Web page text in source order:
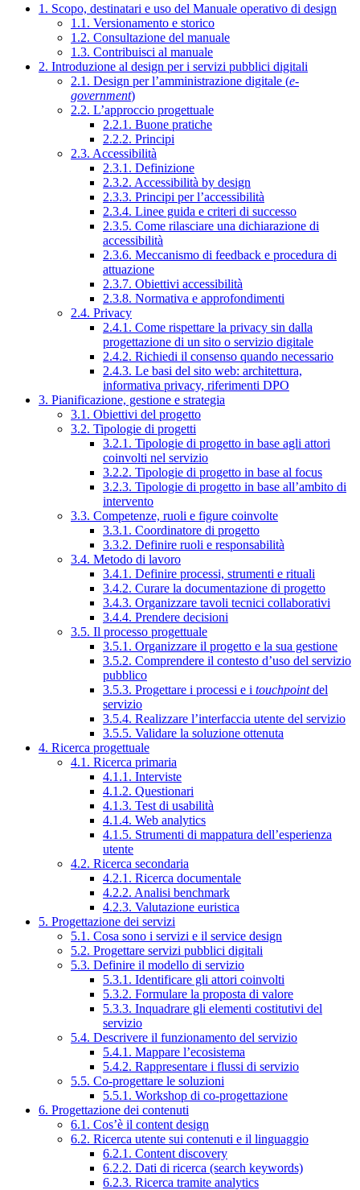
1. Scopo, destinatari e uso del Manuale operativo di design
1.1. Versionamento e storico
1.2. Consultazione del manuale
1.3. Contribuisci al manuale
2. Introduzione al design per i servizi pubblici digitali
2.1. Design per l’amministrazione digitale (e-
government)
2.2. L’approccio progettuale
2.2.1. Buone pratiche
2.2.2. Principi
2.3. Accessibilità
2.3.1. Definizione
2.3.2. Accessibilità by design
2.3.3. Principi per l’accessibilità
2.3.4. Linee guida e criteri di successo
2.3.5. Come rilasciare una dichiarazione di
accessibilità
2.3.6. Meccanismo di feedback e procedura di
attuazione
2.3.7. Obiettivi accessibilità
2.3.8. Normativa e approfondimenti
2.4. Privacy
2.4.1. Come rispettare la privacy sin dalla
progettazione di un sito o servizio digitale
2.4.2. Richiedi il consenso quando necessario
2.4.3. Le basi del sito web: architettura,
informativa privacy, riferimenti DPO
3. Pianificazione, gestione e strategia
3.1. Obiettivi del progetto
3.2. Tipologie di progetti
3.2.1. Tipologie di progetto in base agli attori
coinvolti nel servizio
3.2.2. Tipologie di progetto in base al focus
3.2.3. Tipologie di progetto in base all’ambito di
intervento
3.3. Competenze, ruoli e figure coinvolte
3.3.1. Coordinatore di progetto
3.3.2. Definire ruoli e responsabilità
3.4. Metodo di lavoro
3.4.1. Definire processi, strumenti e rituali
3.4.2. Curare la documentazione di progetto
3.4.3. Organizzare tavoli tecnici collaborativi
3.4.4. Prendere decisioni
3.5. Il processo progettuale
3.5.1. Organizzare il progetto e la sua gestione
3.5.2. Comprendere il contesto d’uso del servizio
pubblico
3.5.3. Progettare i processi e i touchpointdel
servizio
3.5.4. Realizzare l’interfaccia utente del servizio
3.5.5. Validare la soluzione ottenuta
4. Ricerca progettuale
4.1. Ricerca primaria
4.1.1. Interviste
4.1.2. Questionari
4.1.3. Test di usabilità
4.1.4. Web analytics
4.1.5. Strumenti di mappatura dell’esperienza
utente
4.2. Ricerca secondaria
4.2.1. Ricerca documentale
4.2.2. Analisi benchmark
4.2.3. Valutazione euristica
5. Progettazione dei servizi
5.1. Cosa sono i servizi e il service design
5.2. Progettare servizi pubblici digitali
5.3. Definire il modello di servizio
5.3.1. Identificare gli attori coinvolti
5.3.2. Formulare la proposta di valore
5.3.3. Inquadrare gli elementi costitutivi del
servizio
5.4. Descrivere il funzionamento del servizio
5.4.1. Mappare l’ecosistema
5.4.2. Rappresentare i flussi di servizio
5.5. Co-progettare le soluzioni
5.5.1. Workshop di co-progettazione
6. Progettazione dei contenuti
6.1. Cos’è il content design
6.2. Ricerca utente sui contenuti e il linguaggio
6.2.1. Content discovery
6.2.2. Dati di ricerca (search keywords)
6.2.3. Ricerca tramite analytics